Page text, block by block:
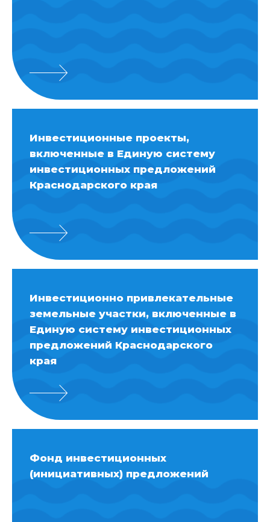
Инвестиционные проекты,
включенные в Единую систему
инвестиционных предложений
Краснодарского края
Инвестиционно привлекательные
земельные участки, включенные в
Единую систему инвестиционных
предложений Краснодарского
края
Фонд инвестиционных
(инициативных) предложений